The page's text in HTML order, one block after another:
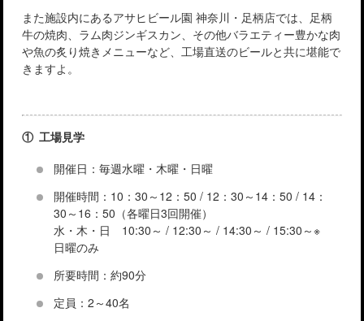
また施設内にあるアサヒビール園 神奈川・足柄店では、足柄
牛の焼肉、ラム肉ジンギスカン、その他バラエティー豊かな肉
や魚の炙り焼きメニューなど、工場直送のビールと共に堪能で
きますよ。
① 工場見学
開催日：毎週水曜・木曜・日曜
開催時間：10：30～12：50 / 12：30～14：50 / 14：
30～16：50（各曜日3回開催）
水・木・日 10:30～ / 12:30～ / 14:30～ / 15:30～※
日曜のみ
所要時間：約90分
定員：2～40名